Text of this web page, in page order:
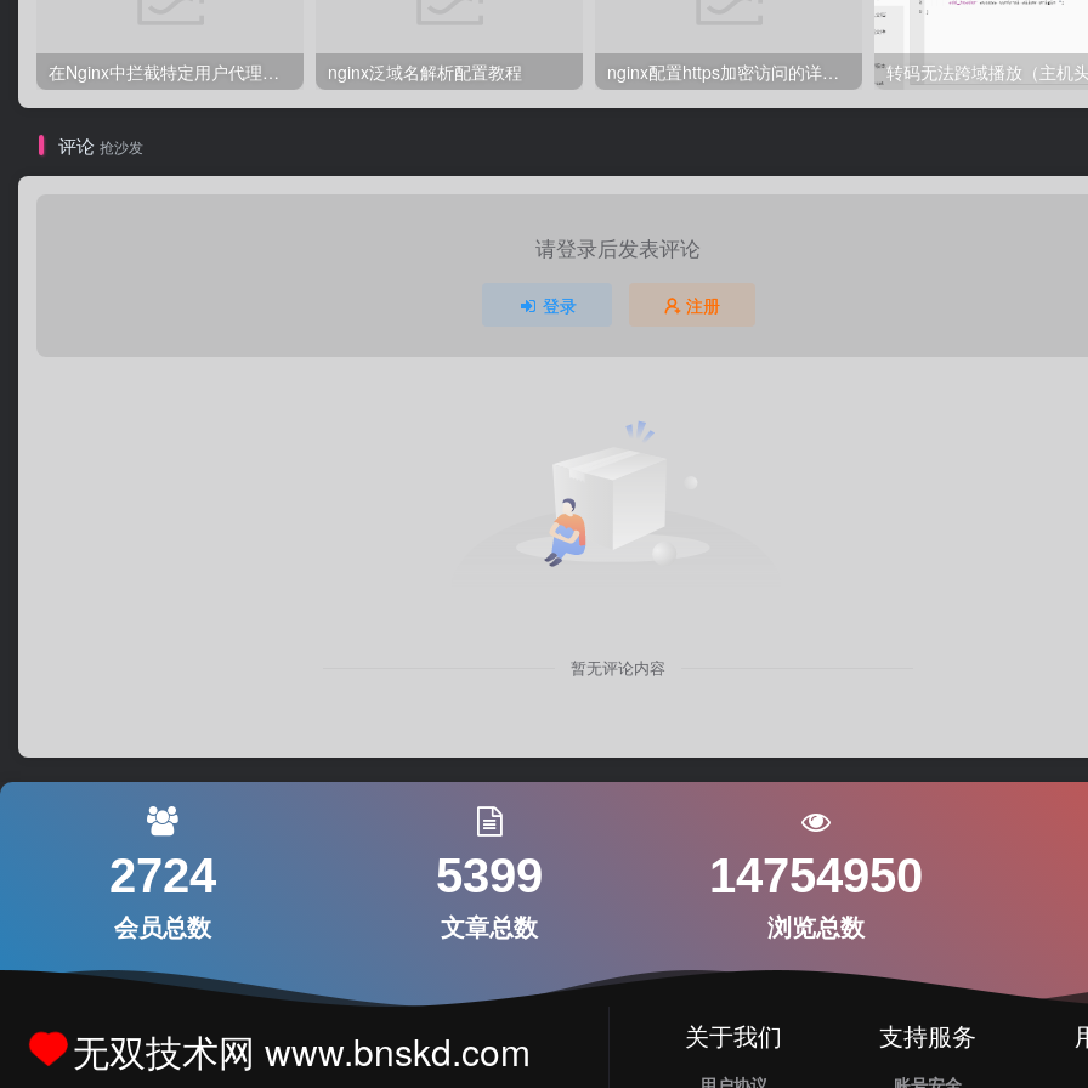
在Nginx中拦截特定用户代理的教程 nginx泛域名解析配置教程 nginx配置https加密访问的详细教程 转码无法跨域播放（主机
评论 抢沙发
请登录后发表评论
登录 注册
暂无评论内容
2724
会员总数
5399
文章总数
14754950
浏览总数
无双技术网 www.bnskd.com 关于我们 支持服务